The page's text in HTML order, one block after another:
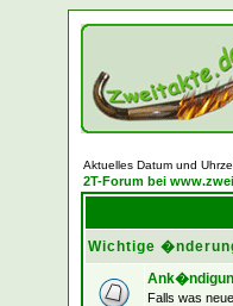
Aktuelles Datum und
2T-Forum bei
Wichtige
Falls was